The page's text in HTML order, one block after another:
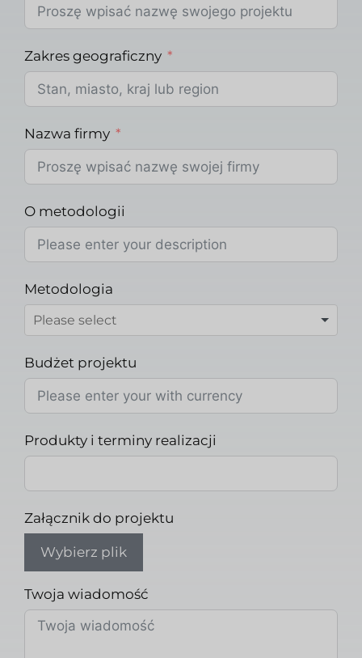
Zakres geograficzny
Nazwa firmy
O metodologii
Metodologia
Budżet projektu
Produkty i terminy realizacji
Załącznik do projektu
Wybierz plik
Twoja wiadomość